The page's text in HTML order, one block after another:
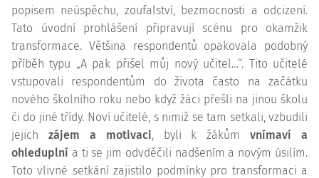
popisem neúspěchu, zoufalství, bezmocnosti a odcizení.
Tato úvodní prohlášení připravují scénu pro okamžik
transformace. Většina respondentů opakovala podobný
příběh typu „A pak přišel můj nový učitel…“. Tito učitelé
vstupovali respondentům do života často na začátku
nového školního roku nebo když žáci přešli na jinou školu
či do jiné třídy. Noví učitelé, s nimiž se tam setkali, vzbudili
jejich zájem a motivaci, byli k žákůmvnímaví a
ohleduplní a ti se jim odvděčili nadšením a novým úsilím.
Toto vlivné setkání zajistilo podmínky pro transformaci a